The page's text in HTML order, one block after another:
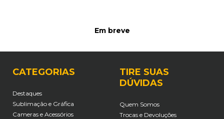
Em breve
CATEGORIAS
Destaques
Sublimação e Gráfica
Cameras e Acessórios
TIRE SUAS
DÚVIDAS
Quem Somos
Trocas e Devoluções